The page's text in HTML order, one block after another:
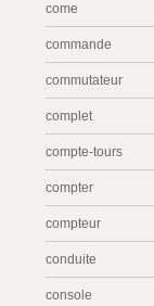
come
commande
commutateur
complet
compte-tours
compter
compteur
conduite
console